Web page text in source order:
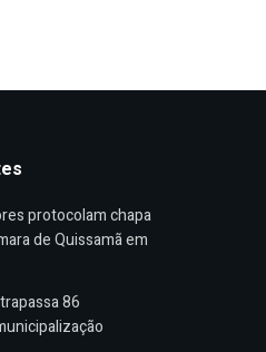
protocolam chapa
de Quissamã em
86